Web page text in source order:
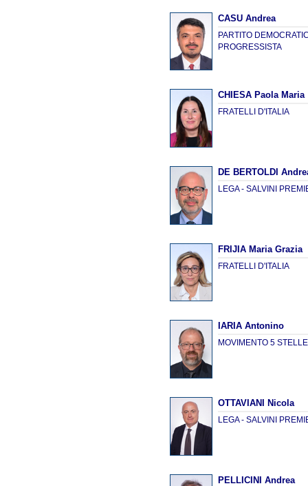
CASU Andrea
PARTITO
PROGRESSISTA
CHIESA Paola Maria
FRATELLI D'ITALIA
DE BERTOLDI
LEGA - SALVINI
FRIJIA Maria Grazia
FRATELLI D'ITALIA
IARIA Antonino
MOVIMENTO 5 STELLE
OTTAVIANI Nicola
LEGA - SALVINI
PELLICINI Andrea